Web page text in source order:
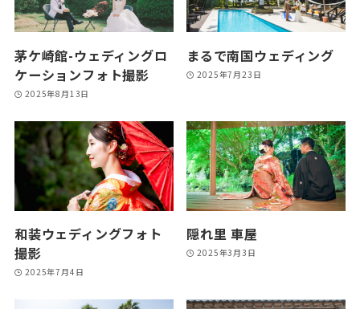
茅ケ崎館-ウェディングロ
ケーションフォト撮影
2025年8月13日
まるで南国ウェディング
2025年7月23日
和装ウェディングフォト
撮影
2025年7月4日
隠れ里 車屋
2025年3月3日